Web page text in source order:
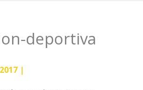
deportiva
|